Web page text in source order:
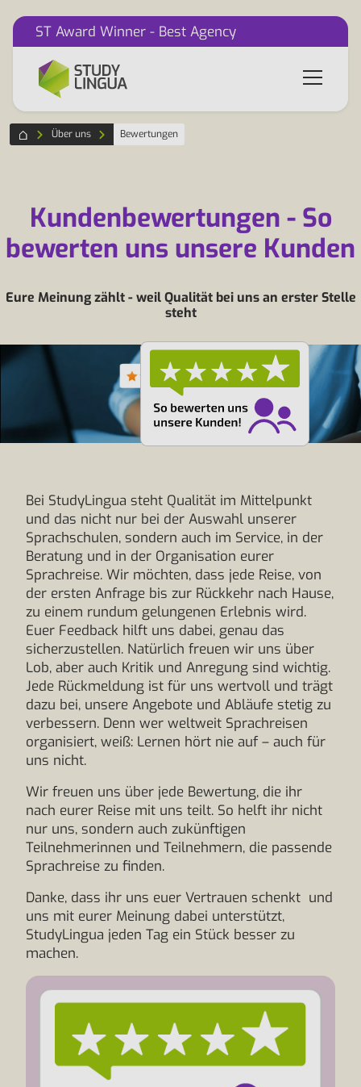
ST Award Winner - Best Agency
Über uns Bewertungen
Kundenbewertungen - So
bewerten uns unsere Kunden
Eure Meinung zählt - weil Qualität bei uns an erster Stelle
steht
Bei StudyLingua steht Qualität im Mittelpunkt
und das nicht nur bei der Auswahl unserer
Sprachschulen, sondern auch im Service, in der
Beratung und in der Organisation eurer
Sprachreise. Wir möchten, dass jede Reise, von
der ersten Anfrage bis zur Rückkehr nach Hause,
zu einem rundum gelungenen Erlebnis wird.
Euer Feedback hilft uns dabei, genau das
sicherzustellen. Natürlich freuen wir uns über
Lob, aber auch Kritik und Anregung sind wichtig.
Jede Rückmeldung ist für uns wertvoll und trägt
dazu bei, unsere Angebote und Abläufe stetig zu
verbessern. Denn wer weltweit Sprachreisen
organisiert, weiß: Lernen hört nie auf – auch für
uns nicht.
Wir freuen uns über jede Bewertung, die ihr
nach eurer Reise mit uns teilt. So helft ihr nicht
nur uns, sondern auch zukünftigen
Teilnehmerinnen und Teilnehmern, die passende
Sprachreise zu finden.
Danke, dass ihr uns euer Vertrauen schenkt und
uns mit eurer Meinung dabei unterstützt,
StudyLingua jeden Tag ein Stück besser zu
machen.